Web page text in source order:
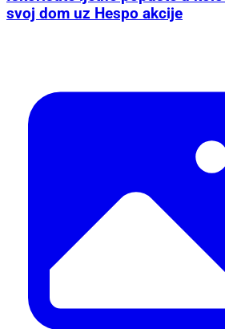
svoj dom uz Hespo akcije